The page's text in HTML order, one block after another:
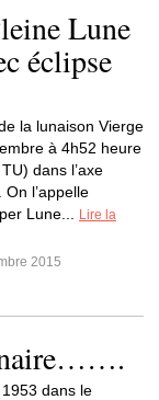
Lune
éclipse
la lunaison Vierge
à 4h52 heure
dans l’axe
l’appelle
Lune...
Lire la
2015
dans le